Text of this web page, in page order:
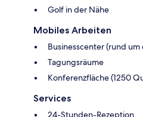
Golf in der Nähe
Mobiles Arbeiten
Businesscenter (rund
Tagungsräume
Konferenzfläche (1250
Services
24-Stunden-Rezeption